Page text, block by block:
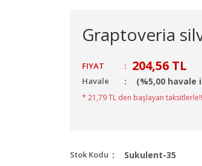
Graptoveria
FIYAT : 204,56 TL
Havale (%5,00 havale
* 21,79 TL den başlayan taksitlerle!!
Stok Kodu Sukulent-35